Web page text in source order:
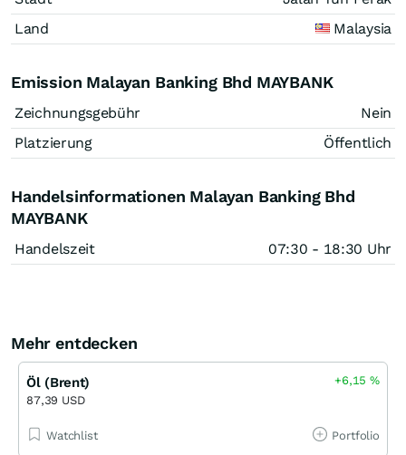
Land
Malaysia
Emission Malayan Banking Bhd MAYBANK
Zeichnungsgebühr
Nein
Platzierung
Öffentlich
Handelsinformationen Malayan Banking Bhd
MAYBANK
Handelszeit 07:30 - 18:30 Uhr
Mehr entdecken
Öl (Brent)
87,39 USD
+6,15%
Watchlist Portfolio